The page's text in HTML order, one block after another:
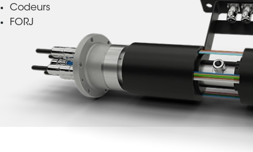
Codeurs
FORJ